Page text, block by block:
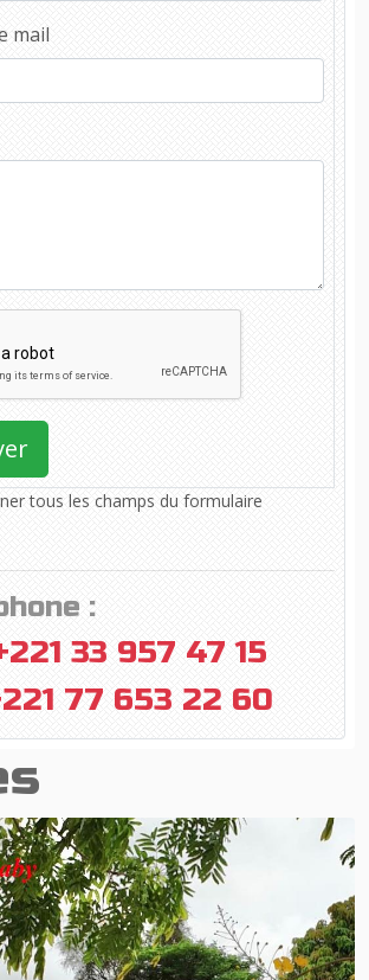
mail
tous les champs du formulaire
:
33 957 47 15
77 653 22 60